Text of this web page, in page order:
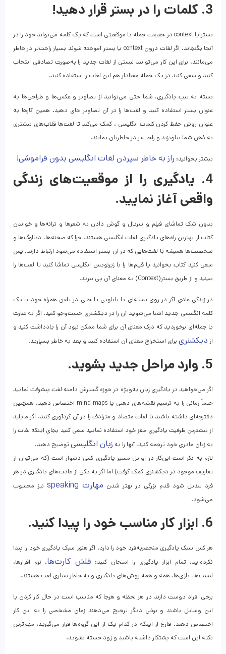
3. کلمات را در بستر قرار دهید!
بستر یا context در حقیقت جمله یا موقعیتی است که یک کلمه می‌تواند خود را در
آنجا بگنجاند. اگر لغات درون context یا بستر آموخته شوند بسیار راحت‌تر در خاطر
می‌مانند. برای این کار می‌توانید لیستی از لغات جدید را به‌صورت تصادفی انتخاب
کنید و سعی کنید در یک جمله معنادار هم این لغات را استفاده کنید.
بسته به تیپ یادگیری، شما حتی می‎‌توانید از تصاویر و عکس‌ها و طراحی‌ها به
عنوان بستر استفاده کنید و لغت‌ها را در آن تصاویر جای دهید. همین کارها به
عنوان روش حفظ کردن کلمات انگلیسی ، کمک می‌کند تا لغت‌ها قلاب‌های بیشتری
به ذهن شما بیاویزند و راحت‌تر در خاطرتان بمانند.
بیشتر بخوانید: راز به خاطر سپردن لغات انگلیسی بدون فراموشی!
4. یادگیری را از موقعیت‌های زندگی
واقعی آغاز نمایید.
بدون شک تماشای فیلم و سریال و گوش دادن به شعرها و ترانه‌ها و خواندن
کتاب از بهترین راه‌های یادگیری لغات انگلیسی هستند. چرا که صحنه‌ها، دیالوگ‌ها و
شخصیت‌ها همیشه با لغت‌هایی که در آن بستر استفاده می‌شود ارتباط دارند. پس
سعی کنید کتاب بخوانید یا فیلم‌ها را با زیرنویس انگلیسی تماشا کنید تا لغت‌ها را
ببینید و از طریق بستر(Context) به معنای آن پی ببرید.
در زندگی عادی اگر در روی بسته‌ای یا تابلویی یا حتی در تلفن همراه خود با یک
کلمه انگلیسی جدید آشنا می‌شوید آن را در دیکشنری جست‌وجو کنید. اگر به عبارت
یا جمله‌ای برخوردید که درک معنای آن برای شما ممکن نبود آن را یادداشت کنید و
از دیکشنری برای استخراج معنای آن استفاده کنید و بعد به خاطر بسپارید.
5. وارد مراحل جدید بشوید.
اگر می‌خواهید در یادگیری زبان به‌ویژه در حوزه گسترش دامنه لغت پیشرفت نمایید
حتماً زمانی را به ترسیم نقشه‌های ذهنی یا mind maps اختصاص دهید. همچنین
دفترچه‌ای داشته باشید تا لغات متضاد و مترادف را در آن گردآوری کنید. اگر مایلید
از بیشترین ظرفیت یادگیری مغز خود استفاده نمایید سعی کنید بجای اینکه لغات را
به زبان مادری خود ترجمه کنید، آنها را به زبان انگلیسی توضیح دهید.
لازم به ذکر است این‌کار در اوایل مسیر یادگیری کمی دشوار است (که می‌توان از
تعاریف موجود در دیکشنری کمک گرفت) اما اگر به یکی از عادت‌های یادگیری در هر
فرد تبدیل شود قدم بزرگی در بهتر شدن مهارت speaking
نیز محسوب
می‌شود.
6. ابزار کار مناسب خود را پیدا کنید.
هر کس سبک یادگیری منحصر‌به‌فرد خود را دارد. اگر هنوز سبک یادگیری خود را پیدا
نکرده‌اید، تمام ابزار یادگیری را امتحان کنید: فلش کارت‌ها، نرم افزارها،
لیست‌ها، بازی‌ها، همه و همه روش‌های یادگیری و به خاطر سپاری لغت هستند.
برخی افراد دوست دارند در هر لحظه و هرجا که مناسب است در حال کار کردن با
این وسایل باشند و برخی دیگر ترجیح می‌دهند زمان مشخصی را به این کار
اختصاص دهند. فارغ از اینکه در کدام یک از این گروه‌ها قرار می‌گیرید، مهم‌ترین
نکته این است که پشتکار داشته باشید و زود خسته نشوید.